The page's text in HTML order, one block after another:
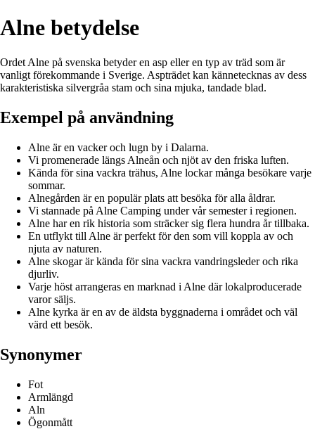
Alne betydelse
Ordet Alne på svenska betyder en asp eller en typ av träd som är
vanligt förekommande i Sverige. Aspträdet kan kännetecknas av dess
karakteristiska silvergråa stam och sina mjuka, tandade blad.
Exempel på användning
Alne är en vacker och lugn by i Dalarna.
Vi promenerade längs Alneån och njöt av den friska luften.
Kända för sina vackra trähus, Alne lockar många besökare varje
sommar.
Alnegården är en populär plats att besöka för alla åldrar.
Vi stannade på Alne Camping under vår semester i regionen.
Alne har en rik historia som sträcker sig flera hundra år tillbaka.
En utflykt till Alne är perfekt för den som vill koppla av och
njuta av naturen.
Alne skogar är kända för sina vackra vandringsleder och rika
djurliv.
Varje höst arrangeras en marknad i Alne där lokalproducerade
varor säljs.
Alne kyrka är en av de äldsta byggnaderna i området och väl
värd ett besök.
Synonymer
Fot
Armlängd
Aln
Ögonmått